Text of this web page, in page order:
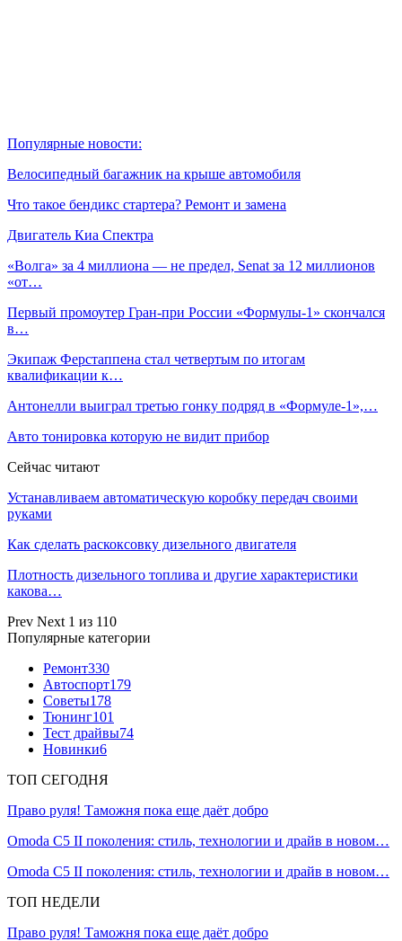
Популярные новости:
Велосипедный багажник на крыше автомобиля
Что такое бендикс стартера? Ремонт и замена
Двигатель Киа Спектра
«Волга» за 4 миллиона — не предел, Senat за 12 миллионов
«от…
Первый промоутер Гран‑при России «Формулы‑1» скончался
в…
Экипаж Ферстаппена стал четвертым по итогам
квалификации к…
Антонелли выиграл третью гонку подряд в «Формуле‑1»,…
Авто тонировка которую не видит прибор
Сейчас читают
Устанавливаем автоматическую коробку передач своими
руками
Как сделать раскоксовку дизельного двигателя
Плотность дизельного топлива и другие характеристики
какова…
Prev Next 1 из 110
Популярные категории
Ремонт330
Автоспорт179
Советы178
Тюнинг101
Тест драйвы74
Новинки6
ТОП СЕГОДНЯ
Право руля! Таможня пока еще даёт добро
Omoda C5 II поколения: стиль, технологии и драйв в новом…
Omoda C5 II поколения: стиль, технологии и драйв в новом…
ТОП НЕДЕЛИ
Право руля! Таможня пока еще даёт добро